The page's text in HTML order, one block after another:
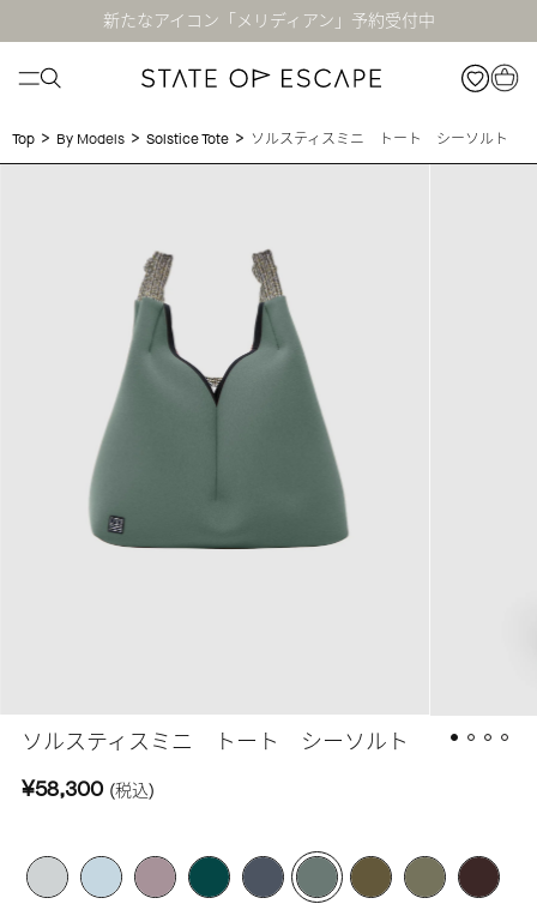
新たなアイコン「メリディアン」予約受付中
Top > By Models > Solstice Tote > ソルスティスミニ トート シーソルト
ソルスティスミニ トート シーソルト
¥58,300 (税込)